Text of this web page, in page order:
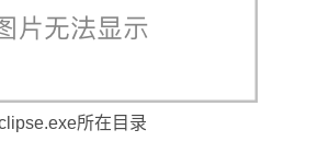
所在目录